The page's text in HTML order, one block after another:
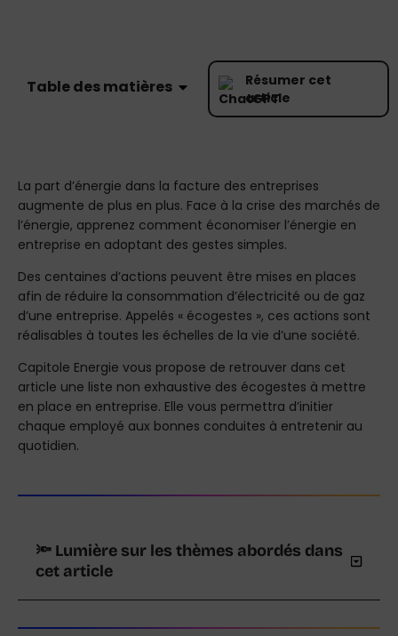
Table des matières
Résumer cet
article
La part d’énergie dans la facture des entreprises
augmente de plus en plus. Face à la crise des marchés de
l’énergie, apprenez comment économiser l’énergie en
entreprise en adoptant des gestes simples.
Des centaines d’actions peuvent être mises en places
afin de réduire la consommation d’électricité ou de gaz
d’une entreprise. Appelés « écogestes », ces actions sont
réalisables à toutes les échelles de la vie d’une société.
Capitole Energie vous propose de retrouver dans cet
article une liste non exhaustive des écogestes à mettre
en place en entreprise. Elle vous permettra d’initier
chaque employé aux bonnes conduites à entretenir au
quotidien.
🔦 Lumière sur les thèmes abordés dans
cet article